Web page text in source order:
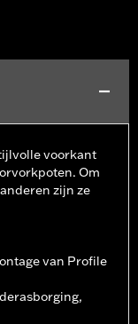
voorkant
Om
zijn ze
van Profile